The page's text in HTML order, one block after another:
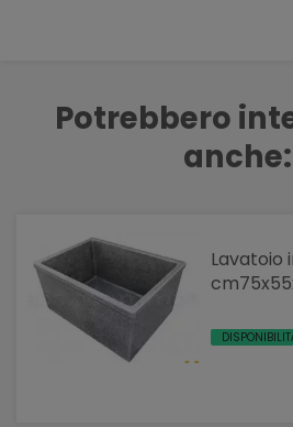
Potrebbero
anche:
Lavatoio